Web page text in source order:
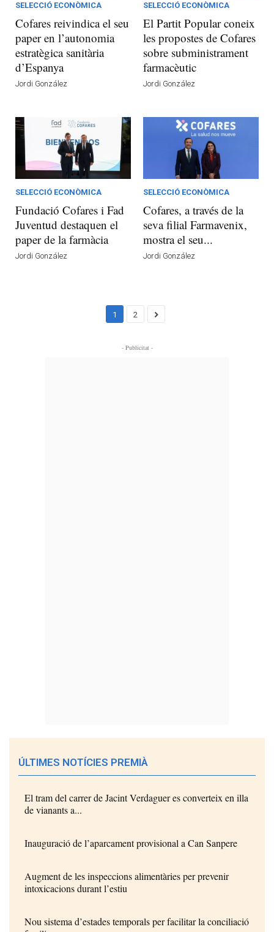
SELECCIÓ ECONÒMICA
Cofares reivindica el seu
paper en l’autonomia
estratègica sanitària
d’Espanya
Jordi González
SELECCIÓ ECONÒMICA
El Partit Popular coneix
les propostes de Cofares
sobre subministrament
farmacèutic
Jordi González
SELECCIÓ ECONÒMICA
Fundació Cofares i Fad
Juventud destaquen el
paper de la farmàcia
Jordi González
SELECCIÓ ECONÒMICA
Cofares, a través de la
seva filial Farmavenix,
mostra el seu...
Jordi González
1 2
- Publicitat -
ÚLTIMES NOTÍCIES PREMIÀ
El tram del carrer de Jacint Verdaguer es converteix en illa
de vianants a...
Inauguració de l’aparcament provisional a Can Sanpere
Augment de les inspeccions alimentàries per prevenir
intoxicacions durant l’estiu
Nou sistema d’estades temporals per facilitar la conciliació